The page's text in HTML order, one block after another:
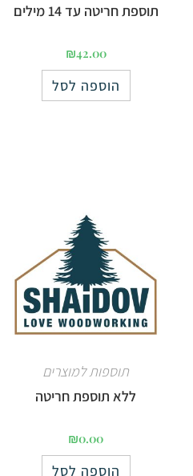
תוספת חריטה עד 14 מילים
₪42.00
הוספה לסל
תוספות למוצרים
ללא תוספת חריטה
₪0.00
הוספה לסל